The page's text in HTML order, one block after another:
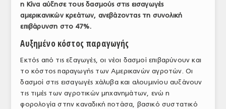
η Κίνα αύξησε τους δασμούς στις εισαγωγές
αμερικανικών κρεάτων, ανεβάζοντας τη συνολική
επιβάρυνση στο 47%.
Αυξημένο κόστος παραγωγής
Εκτός από τις εξαγωγές, οι νέοι δασμοί επιβαρύνουν και
το κόστος παραγωγής των Αμερικανών αγροτών. Οι
δασμοί στις εισαγωγές χάλυβα και αλουμινίου αυξάνουν
τις τιμές των αγροτικών μηχανημάτων, ενώ η
φορολογία στην καναδική ποτάσα, βασικό συστατικό